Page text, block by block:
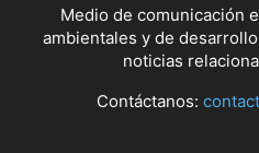
Medio de comunicación
ambientales y de
noticias
Contáctanos: